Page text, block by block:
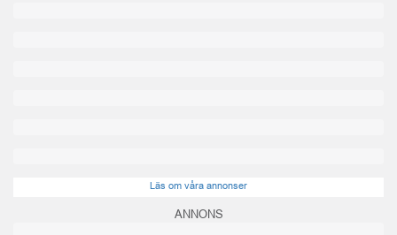
Läs om våra annonser
ANNONS